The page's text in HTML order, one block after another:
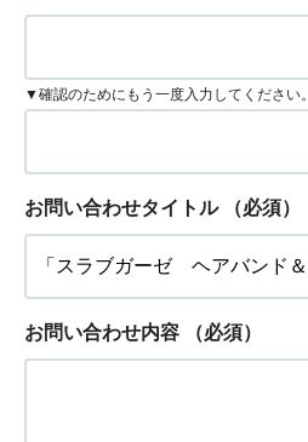
▼確認のためにもう一度入力してください。
お問い合わせタイトル （必須）
お問い合わせ内容 （必須）